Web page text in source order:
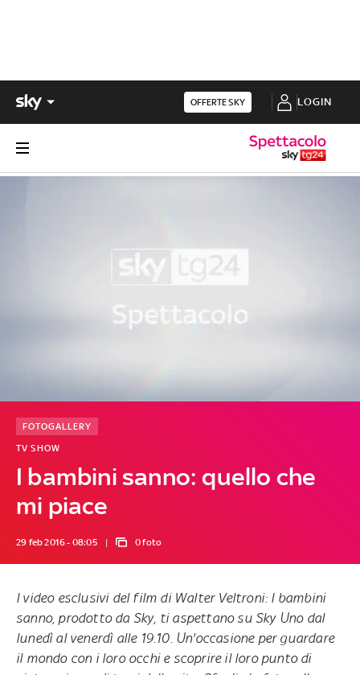
OFFERTE SKY LOGIN
I bambini sanno: quello che
mi piace
TV SHOW
FOTOGALLERY
29 feb 2016 - 08:05 0 foto
I video esclusivi del film di Walter Veltroni: I bambini
sanno, prodotto da Sky, ti aspettanosu Sky Uno dal
lunedì al venerdì alle 19.10. Un'occasione per guardare
il mondo con i loro occhi e scoprire il loro punto di